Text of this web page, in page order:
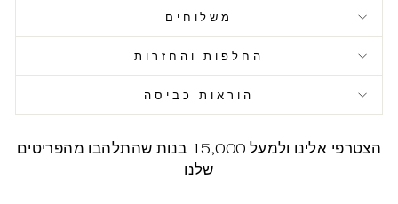
משלוחים
החלפות והחזרות
הוראות כביסה
הצטרפי אלינו ולמעל 15,000 בנות שהתלהבו מהפריטים
שלנו